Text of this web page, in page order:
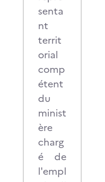
senta
nt
territ
orial
comp
étent
du
minist
ère
charg
é de
l'empl